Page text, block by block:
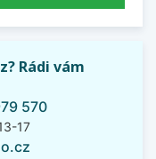
Rádi vám
570
17